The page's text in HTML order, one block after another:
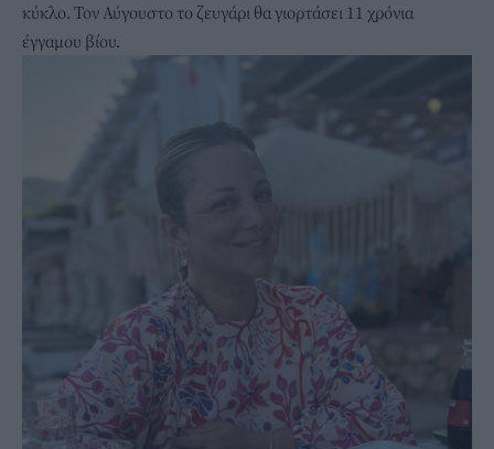
κύκλο. Τον Αύγουστο το ζευγάρι θα γιορτάσει 11 χρόνια
έγγαμου βίου.